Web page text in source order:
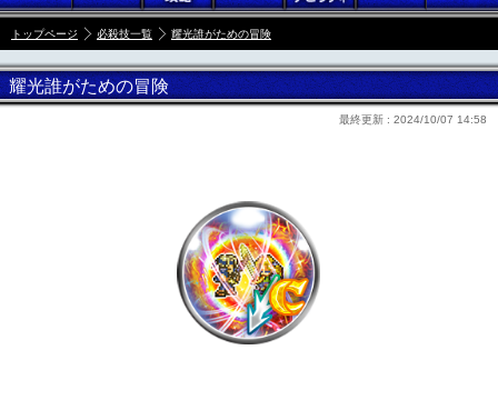
トップページ 必殺技一覧 耀光誰がための冒険
耀光誰がための冒険
最終更新 : 2024/10/07 14:58